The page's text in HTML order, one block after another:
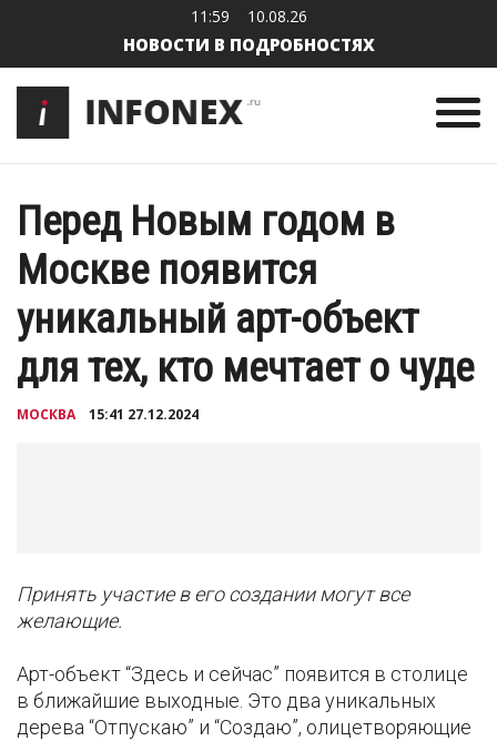
11:59 10.08.26
НОВОСТИ В ПОДРОБНОСТЯХ
Перед Новым годом в
Москве появится
уникальный арт-объект
для тех, кто мечтает о чуде
МОСКВА 15:41 27.12.2024
Принять участие в его создании могут все
желающие.
Арт-объект “Здесь и сейчас” появится в столице
в ближайшие выходные. Это два уникальных
дерева “Отпускаю” и “Создаю”, олицетворяющие